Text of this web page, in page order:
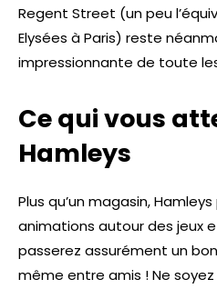
Regent Street (un peu
Elysées à Paris) reste
impressionnante de toute
Ce qui vous
Hamleys
Plus qu’un magasin,
animations autour des jeux
passerez assurément un
même entre amis ! Ne